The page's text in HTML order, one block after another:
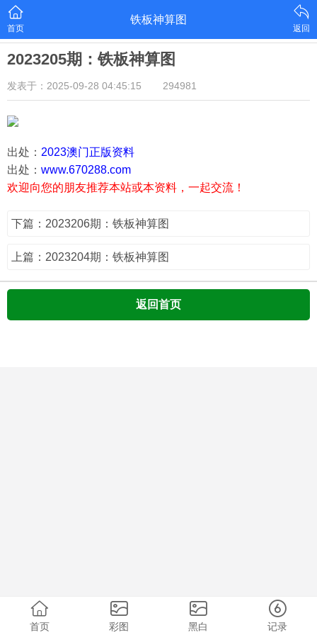
首页
铁板神算图
返回
2023205期：铁板神算图
发表于：2025-09-28 04:45:15 294981
出处： 2023澳门正版资料
出处： www.670288.com
欢迎向您的朋友推荐本站或本资料，一起交流！
下篇：2023206期：铁板神算图
上篇：2023204期：铁板神算图
返回首页
首页 彩图 黑白 记录